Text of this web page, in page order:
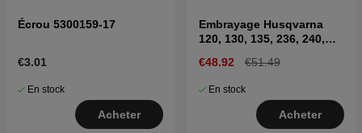
Écrou 5300159-17
€3.01
En stock
Acheter
Embrayage Husqvarna
120, 130, 135, 236, 240,
€48.92 €51.49
En stock
Acheter